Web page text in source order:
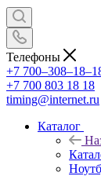
Телефоны
+7
+7 700 803 18 18
timing@internet.ru
Каталог